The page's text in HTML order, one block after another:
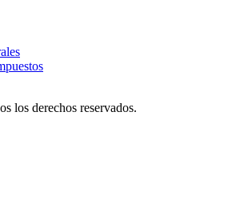
los derechos reservados.